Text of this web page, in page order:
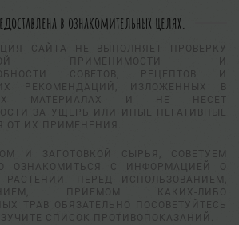
в ознакомительных целях.
САЙТА НЕ ВЫПОЛНЯЕТ ПРОВЕРКУ
ПРИМЕНИМОСТИ И
СОВЕТОВ, РЕЦЕПТОВ И
РЕКОМЕНДАЦИЙ, ИЗЛОЖЕННЫХ В
МАТЕРИАЛАХ И НЕ НЕСЕТ
ЗА УЩЕРБ ИЛИ ИНЫЕ НЕГАТИВНЫЕ
ОТ ИХ ПРИМЕНЕНИЯ.
И ЗАГОТОВКОЙ СЫРЬЯ, СОВЕТУЕМ
ОЗНАКОМИТЬСЯ С ИНФОРМАЦИЕЙ О
РАСТЕНИИ. ПЕРЕД ИСПОЛЬЗОВАНИЕМ,
ПРИЕМОМ КАКИХ-ЛИБО
ТРАВ ОБЯЗАТЕЛЬНО ПОСОВЕТУЙТЕСЬ
СПИСОК ПРОТИВОПОКАЗАНИЙ.